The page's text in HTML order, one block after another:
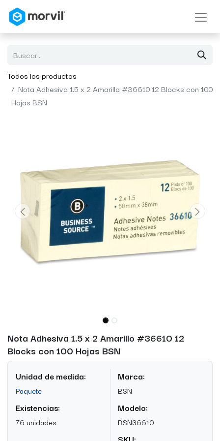
Todos los productos
Nota Adhesiva 1.5 x 2 Amarillo #36610 12 Blocks con 100
Hojas BSN
Nota Adhesiva 1.5 x 2 Amarillo #36610 12
Blocks con 100 Hojas BSN
Unidad de medida:
Paquete
Existencias:
76 unidades
Marca:
BSN
Modelo:
BSN36610